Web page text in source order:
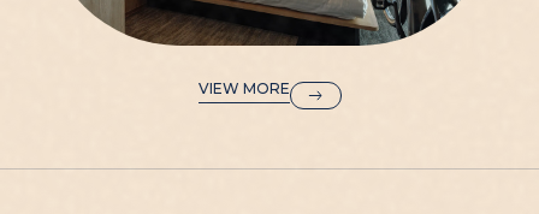
VIEW MORE